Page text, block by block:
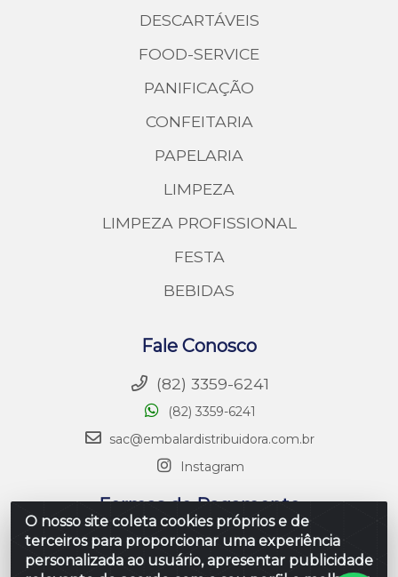
O nosso site coleta cookies próprios e de
terceiros para proporcionar uma experiência
personalizada ao usuário, apresentar publicidade
DESCARTÁVEIS
FOOD-SERVICE
PANIFICAÇÃO
CONFEITARIA
PAPELARIA
LIMPEZA
LIMPEZA PROFISSIONAL
FESTA
BEBIDAS
Fale Conosco
(82) 3359-6241
(82) 3359-6241
sac@embalardistribuidora.com.br
Instagram
Formas de Pagamento